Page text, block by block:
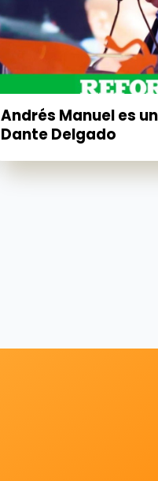
Andrés Manuel es
Dante Delgado